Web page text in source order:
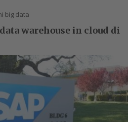
big data
warehouse in cloud di